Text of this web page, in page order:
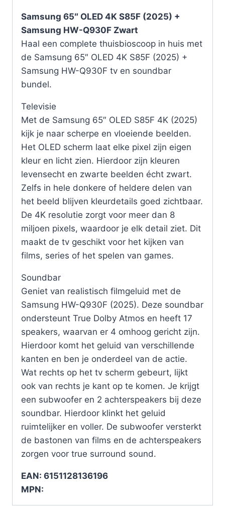
Samsung 65″ OLED 4K S85F (2025) +
Samsung HW-Q930F Zwart
Haal een complete thuisbioscoop in huis met
de Samsung 65″ OLED 4K S85F (2025) +
Samsung HW-Q930F tv en soundbar
bundel.
Televisie
Met de Samsung 65″ OLED S85F 4K (2025)
kijk je naar scherpe en vloeiende beelden.
Het OLED scherm laat elke pixel zijn eigen
kleur en licht zien. Hierdoor zijn kleuren
levensecht en zwarte beelden écht zwart.
Zelfs in hele donkere of heldere delen van
het beeld blijven kleurdetails goed zichtbaar.
De 4K resolutie zorgt voor meer dan 8
miljoen pixels, waardoor je elk detail ziet. Dit
maakt de tv geschikt voor het kijken van
films, series of het spelen van games.
Soundbar
Geniet van realistisch filmgeluid met de
Samsung HW-Q930F (2025). Deze soundbar
ondersteunt True Dolby Atmos en heeft 17
speakers, waarvan er 4 omhoog gericht zijn.
Hierdoor komt het geluid van verschillende
kanten en ben je onderdeel van de actie.
Wat rechts op het tv scherm gebeurt, lijkt
ook van rechts je kant op te komen. Je krijgt
een subwoofer en 2 achterspeakers bij deze
soundbar. Hierdoor klinkt het geluid
ruimtelijker en voller. De subwoofer versterkt
de bastonen van films en de achterspeakers
zorgen voor true surround sound.
EAN: 6151128136196
MPN: